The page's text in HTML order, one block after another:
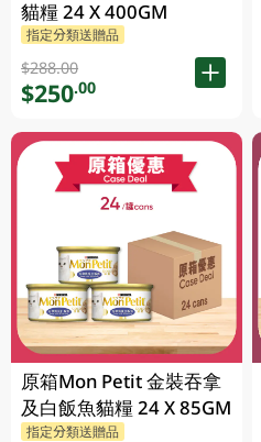
貓糧 24 X 400GM
指定分類送贈品
$288.00
$250.00
原箱Mon Petit 金裝吞拿
及白飯魚貓糧 24 X 85GM
指定分類送贈品